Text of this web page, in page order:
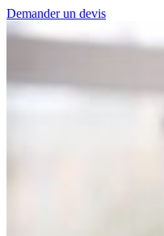
Demander un devis